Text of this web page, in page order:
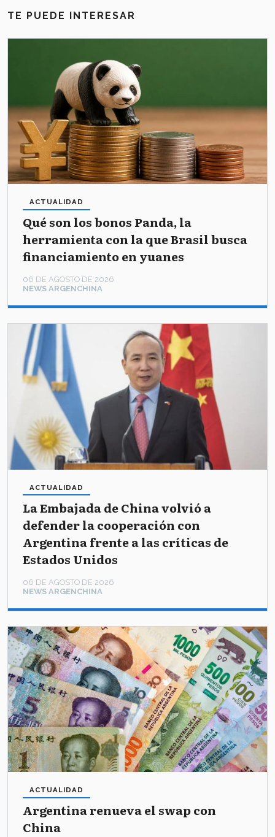
TE PUEDE INTERESAR
Qué son los bonos Panda, la
herramienta con la que Brasil busca
financiamiento en yuanes
NEWS ARGENCHINA
ACTUALIDAD
06 DE AGOSTO DE 2026
La Embajada de China volvió a
defender la cooperación con
Argentina frente a las críticas de
Estados Unidos
NEWS ARGENCHINA
ACTUALIDAD
06 DE AGOSTO DE 2026
Argentina renueva el swap con
China
ACTUALIDAD